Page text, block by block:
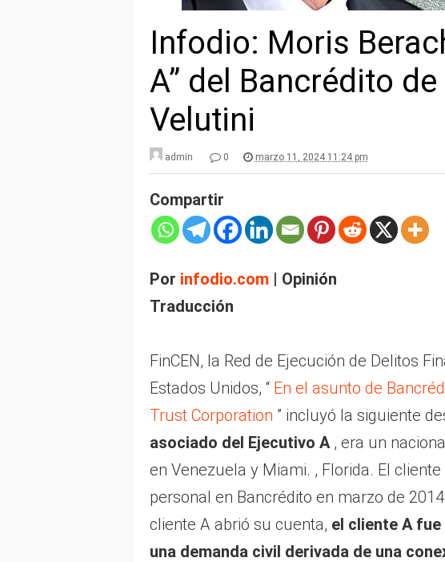
Infodio: Moris
A” del Bancrédito
Velutini
admin 0 marzo 11, 2024 11:24 pm
Compartir
Por infodio.com| Opinión
Traducción
FinCEN, la Red de Ejecución de Delitos
Estados Unidos, “ En el asunto de
Trust Corporation ” incluyó la siguiente
asociado del Ejecutivo A, era un
en Venezuela y Miami. , Florida. El
personal en Bancrédito en marzo de
cliente A abrió su cuenta, el cliente A
una demanda civil derivada de una